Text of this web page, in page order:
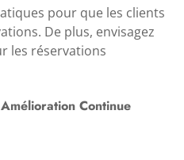
pour que les clients
De plus, envisagez
les réservations
Continue